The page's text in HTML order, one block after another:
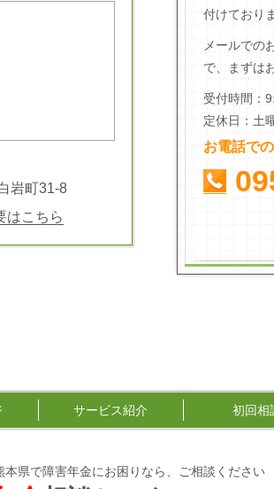
付けており
メールでの
で、まずは
受付時間：
定休日：土
お電話で
岩町31-8
はこちら
サービス紹介 初回相
本県で障害年金にお困りなら、ご相談ください